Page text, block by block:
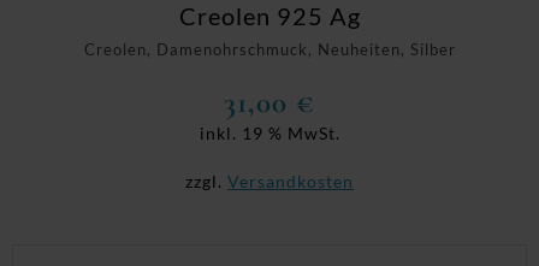
Creolen, Damenohrschmuck, Neuheiten, Silber
Creolen 925 Ag
31,00 €
inkl. 19 % MwSt.
zzgl. Versandkosten